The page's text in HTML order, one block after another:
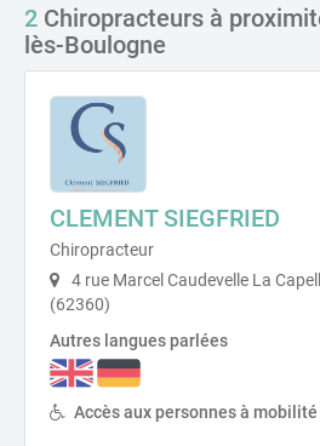
2 Chiropracteurs à
lès-Boulogne
CLEMENT SIEGFRIED
Chiropracteur
4 rue Marcel Caudevelle La
(62360)
Autres langues parlées
Accès aux personnes à